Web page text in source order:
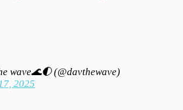
wave🌊🌓 (@davthewave)
2025